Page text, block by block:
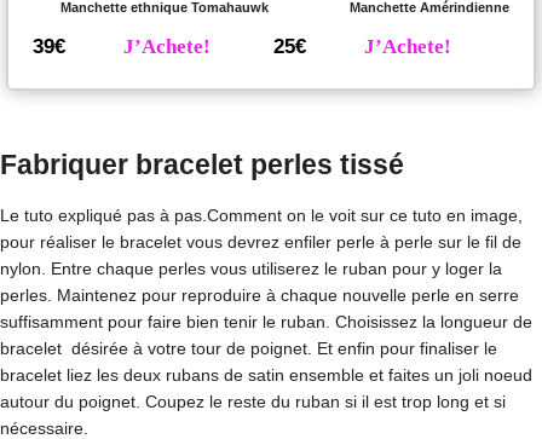
Manchette ethnique Tomahauwk
39€ J’Achete!
Manchette Amérindienne
25€ J’Achete!
Fabriquer bracelet perles tissé
Le tuto expliqué pas à pas.Comment on le voit sur ce tuto en image,
pour réaliser le bracelet vous devrez enfiler perle à perle sur le fil de
nylon. Entre chaque perles vous utiliserez le ruban pour y loger la
perles. Maintenez pour reproduire à chaque nouvelle perle en serre
suffisamment pour faire bien tenir le ruban. Choisissez la longueur de
bracelet désirée à votre tour de poignet. Et enfin pour finaliser le
bracelet liez les deux rubans de satin ensemble et faites un joli noeud
autour du poignet. Coupez le reste du ruban si il est trop long et si
nécessaire.